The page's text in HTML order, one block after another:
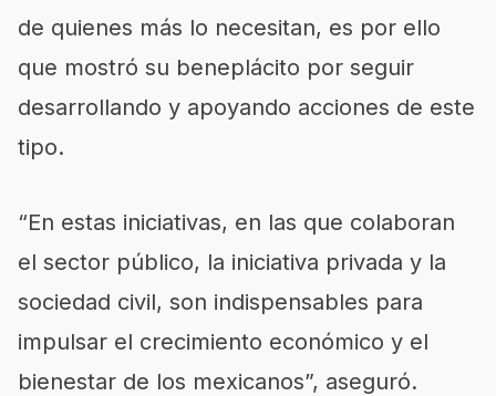
de quienes más lo necesitan, es por ello
que mostró su beneplácito por seguir
desarrollando y apoyando acciones de este
tipo.
“En estas iniciativas, en las que colaboran
el sector público, la iniciativa privada y la
sociedad civil, son indispensables para
impulsar el crecimiento económico y el
bienestar de los mexicanos”, aseguró.